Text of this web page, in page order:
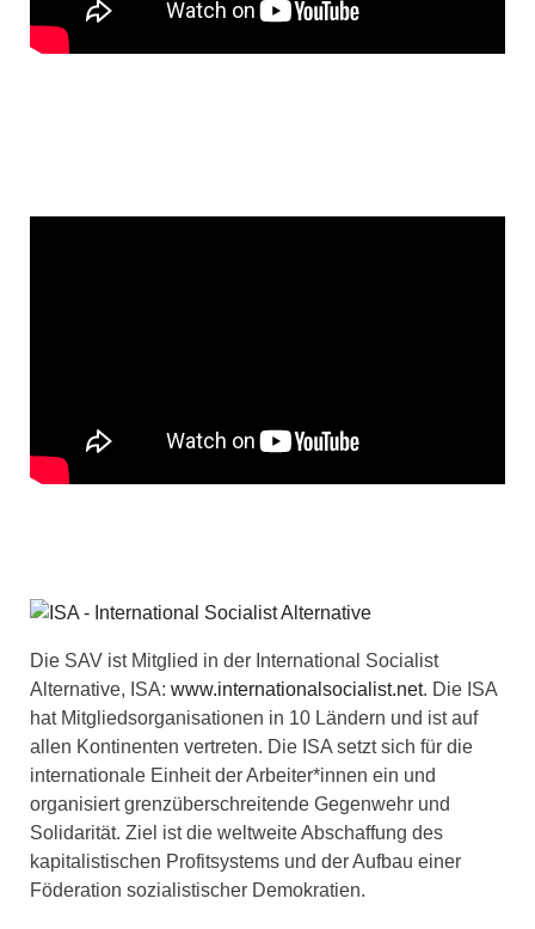
Die SAV ist Mitglied in der International Socialist
Alternative, ISA: www.internationalsocialist.net. Die ISA
hat Mitgliedsorganisationen in 10 Ländern und ist auf
allen Kontinenten vertreten. Die ISA setzt sich für die
internationale Einheit der Arbeiter*innen ein und
organisiert grenzüberschreitende Gegenwehr und
Solidarität. Ziel ist die weltweite Abschaffung des
kapitalistischen Profitsystems und der Aufbau einer
Föderation sozialistischer Demokratien.